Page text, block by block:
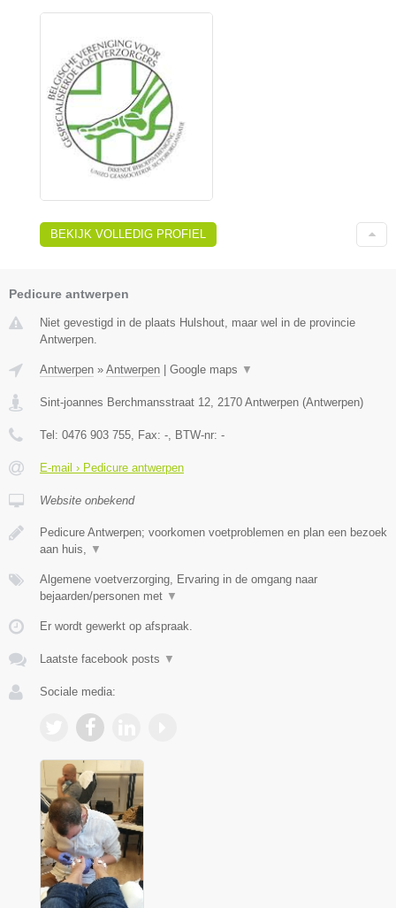
BEKIJK VOLLEDIG PROFIEL
Pedicure antwerpen
Niet gevestigd in de plaats Hulshout, maar wel in de provincie
Antwerpen.
Antwerpen » Antwerpen Google maps ▼
Sint-joannes Berchmansstraat 12 2170 Antwerpen (Antwerpen)
Tel: 0476 903 755 , Fax: - , BTW-nr: -
E-mail › Pedicure antwerpen
Website onbekend
Pedicure Antwerpen; voorkomen voetproblemen en plan een bezoek
aan huis,
▼
Algemene voetverzorging, Ervaring in de omgang naar
bejaarden/personen met ▼
Er wordt gewerkt op afspraak.
Laatste facebook posts ▼
Sociale media: